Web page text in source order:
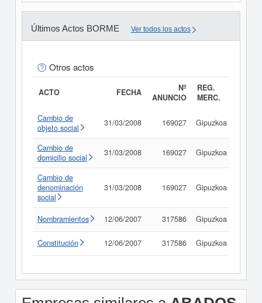
Últimos Actos BORME Ver todos los actos
Otros actos
ACTO FECHA
Nº
ANUNCIO
REG.
MERC.
Cambio de
objeto social
31/03/2008 169027 Gipuzkoa
Cambio de
domicilio social
31/03/2008 169027 Gipuzkoa
Cambio de
denominación
social
31/03/2008 169027 Gipuzkoa
Nombramientos 12/06/2007 317586 Gipuzkoa
Constitución 12/06/2007 317586 Gipuzkoa